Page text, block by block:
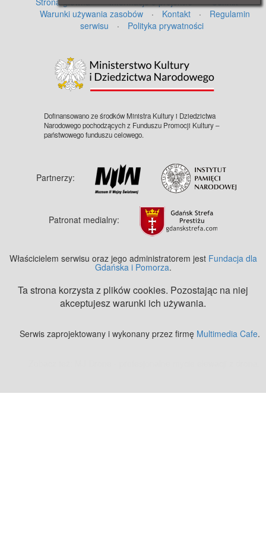
Wierzyca do Wisły. Zakaz kopiowania,
zasób dostępny w zbiorach Muzeum II
Wojny Światowej w Gdańsku,
Warunki używania zasobów
· Kontakt ·
Regulamin
serwisu
· Polityka prywatności
Dofinansowano ze środków Ministra Kultury i Dziedzictwa
Narodowego pochodzących z Funduszu Promocji Kultury –
państwowego funduszu celowego.
Partnerzy:
Patronat medialny:
Właścicielem serwisu oraz jego administratorem jest Fundacja dla
Gdańska i Pomorza.
Ta strona korzysta z plików cookies. Pozostając na niej
akceptujesz warunki ich używania.
Serwis zaprojektowany i wykonany przez firmę Multimedia Cafe.